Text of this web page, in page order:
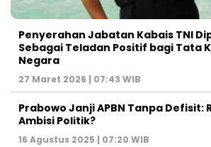
Penyerahan Jabatan Kabais TNI
Sebagai Teladan Positif bagi Tata
Negara
27 Maret 2026 | 07:43 WIB
Prabowo Janji APBN Tanpa Defisit:
Ambisi Politik?
16 Agustus 2025 | 07:20 WIB